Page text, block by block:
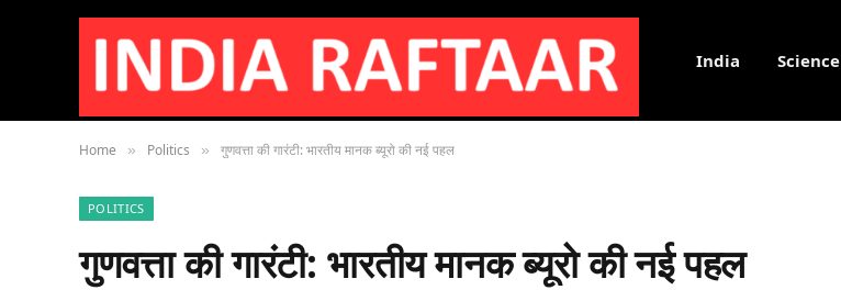
India Science
Home » Politics » गुणवत्ता की गारंटी: भारतीय मानक ब्यूरो की नई पहल
POLITICS
गुणवत्ता की गारंटी: भारतीय मानक ब्यूरो की नई पहल